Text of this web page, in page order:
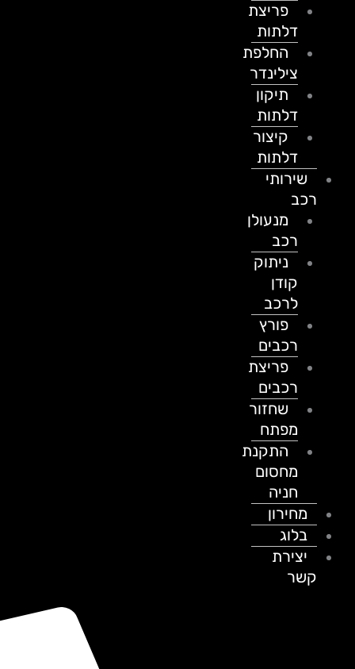
פריצת
דלתות
החלפת
צילינדר
תיקון
דלתות
קיצור
דלתות
שירותי
מנעולן
ניתוק
לרכב
פורץ
רכבים
פריצת
רכבים
שחזור
מפתח
התקנת
מחסום
חניה
מחירון
בלוג
יצירת
קשר